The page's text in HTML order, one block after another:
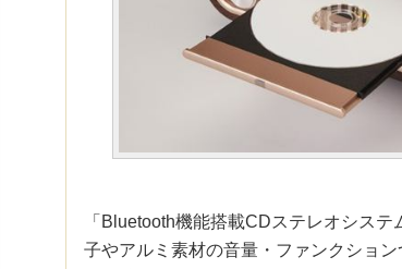
「Bluetooth機能搭載CDステレオシス
子やアルミ素材の音量・ファンクショ